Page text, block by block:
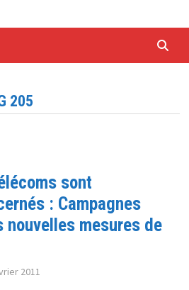
205
sont
: Campagnes
mesures de
2011